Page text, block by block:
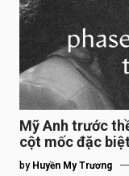
Mỹ Anh trước
cột mốc đặc
tế”
by Huyền My Trương